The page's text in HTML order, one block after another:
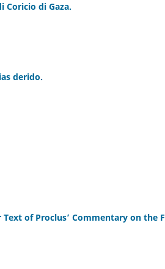
Coricio di Gaza.
derido.
of Proclus’ Commentary on the